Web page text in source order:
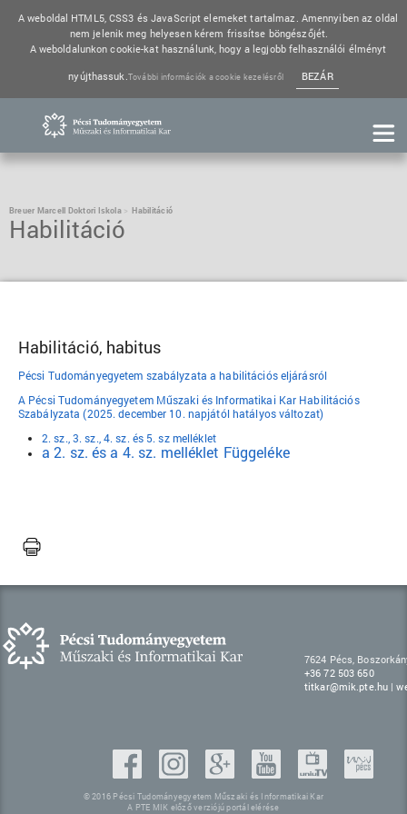
A weboldal HTML5, CSS3 és JavaScript elemeket tartalmaz. Amennyiben az oldal
nem jelenik meg helyesen kérem frissítse böngészőjét.
A weboldalunkon cookie-kat használunk, hogy a legjobb felhasználói élményt
nyújthassuk. További információk a cookie kezelésről BEZÁR
Breuer Marcell Doktori Iskola Habilitáció
Habilitáció
Habilitáció, habitus
Pécsi Tudományegyetem szabályzata a habilitációs eljárásról
A Pécsi Tudományegyetem Műszaki és Informatikai Kar Habilitációs
Szabályzata (2025. december 10. napjától hatályos változat)
2. sz., 3. sz., 4. sz. és 5. sz melléklet
a 2. sz. és a 4. sz. melléklet Függeléke
7624 Pécs,
+36 72 503 650
titkar@mik.pte.hu |
© 2016 Pécsi Tudományegyetem Műszaki és Informatikai Kar
A PTE MIK előző verziójú portál elérése